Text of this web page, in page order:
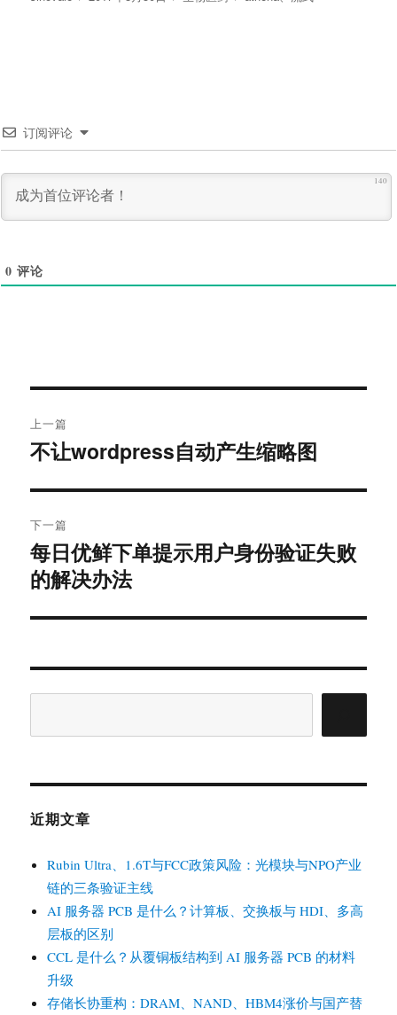
订阅评论
140
0 评论
章
上一篇
上
文
章：
不让wordpress自动产生缩略图
下一篇
下
篇
章：
每日优鲜下单提示用户身份验证失败
的解决办法
近期文章
Rubin Ultra、1.6T与FCC政策风险：光模块与NPO产业
链的三条验证主线
AI 服务器 PCB 是什么？计算板、交换板与 HDI、多高
层板的区别
CCL 是什么？从覆铜板结构到 AI 服务器 PCB 的材料
升级
存储长协重构：DRAM、NAND、HBM4涨价与国产替